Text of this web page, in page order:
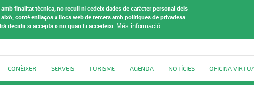
finalitat tècnica, no recull ni cedeix dades de caràcter personal dels
conté enllaços a llocs web de tercers amb polítiques de privadesa
decidir si accepta o no quan hi accedeixi. Més informació
de
CONÈIXER SERVEIS TURISME AGENDA NOTÍCIES OFICINA